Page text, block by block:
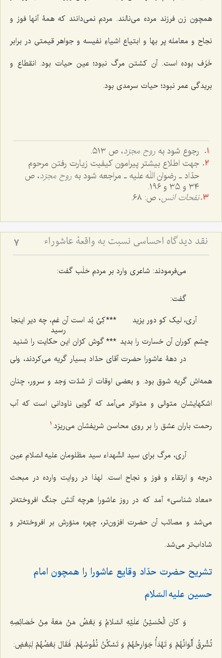
همچون زن فرزند مرده می‌نالند. مردم نمی‌دانند که همۀ آنها فوز و
نجاح و معامله پر بها و ابتیاع اشیاءِ نفیسه و جواهر قیمتی در برابر
خَزَف بوده است. آن کشتن مرگ نبود؛ عین حیات بود. انقطاع و
بریدگی عمر نبود؛ حیات سرمدی بود.
رجوع شود به روح مجرّد، ص ٥١٣.
جهت اطلاع بیشتر پیرامون کیفیت زیارت رفتن مرحوم
حدّاد ـ رضوان اللَه علیه ـ مراجعه شود به روح مجرّد، ص
٣٤ و ٣٥ و ١٩٦.
نفحات انس، ص: ٦٨.
نقد دیدگاه احساسی نسبت به واقعۀ عاشوراء 7
می‌فرمودند: شاعری وارد بر مردم حَلَب گفت:
گفت:
آری، لیک کو دور یزید
***کِیْ بُد است آن غم، چه دیر اینجا
رسید
چشم کوران آن خسارت را بدید ***گوش کرّان این حکایت را شنید
در دهۀ عاشورا حضرت آقای حدّاد بسیار گریه می‌کردند، ولی
همه‌اش گریه شوق بود. و بعضی اوقات از شدّت وَجد و سرور، چنان
اشکهایشان متوالی و متواتر می‌آمد که گویی ناودانی است که آب
رحمت باران عشق را بر روی محاسن شریفشان می‌ریزد. 1
آری، مرگ برای سید الشّهداء سید مظلومان علیه السّلام عین
درجه و ارتقاء و فوز و نجاح است. لهذا در روایت وارده در مبحث
«معاد شناسی» آمد که در روز عاشورا هرچه آتش جنگ افروخته‌تر
می‌شد و مصائب آن حضرت افزون‌تر، چهره منوّرش بر افروخته‌تر و
شاداب‌تر می‌شد.
تشریح حضرت حدّاد وقایع عاشورا را همچون امام
حسین علیه السّلام‌
وَ کان الْحُسَیْنُ عَلَیْهِ السَّلامُ وَ بَعْضُ مَنْ مَعَهُ مِنْ خَصَائِصِهِ
تُشْرِقُ أَلْوَانُهُمْ وَ تَهْدَأُ جَوَارِحُهُمْ وَ تَسْکُنُ نُفُوسُهُمْ. فَقَالَ بَعْضُهُمْ لِبَعْضٍ: